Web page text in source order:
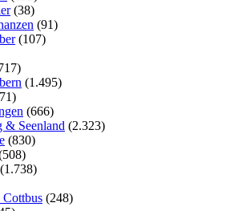
(38)
(91)
(107)
(1.495)
(666)
& Seenland (2.323)
(830)
(1.738)
(248)